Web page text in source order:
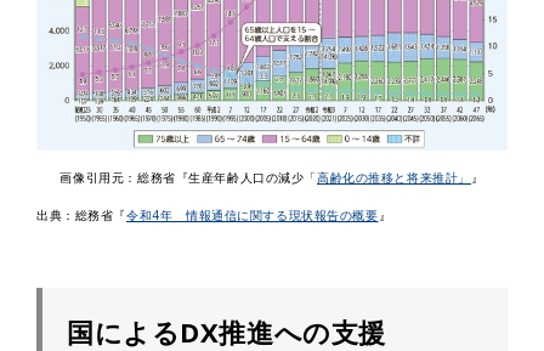
画像引用元：総務省『生産年齢人口の減少「高齢化の推移と将来推計」 』
出典：総務省『令和4年 情報通信に関する現状報告の概要 』
国によるDX推進への支援